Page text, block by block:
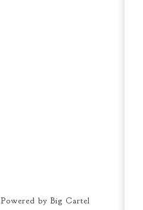
Powered by Big Cartel